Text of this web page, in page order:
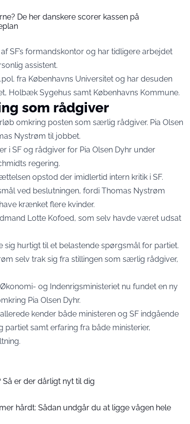
De her danskere scorer kassen på
SF’s formandskontor og har tidligere arbejdet
assistent.
fra Københavns Universitet og har desuden
Holbæk Sygehus samt Københavns Kommune.
som rådgiver
omkring posten som særlig rådgiver. Pia Olsen
Nystrøm til jobbet.
i SF og rådgiver for Pia Olsen Dyhr under
regering.
opstod der imidlertid intern kritik i SF.
ved beslutningen, fordi Thomas Nystrøm
krænket flere kvinder.
Lotte Kofoed, som selv havde været udsat
sig hurtigt til et belastende spørgsmål for partiet.
selv trak sig fra stillingen som særlig rådgiver,
og Indenrigsministeriet nu fundet en ny
Pia Olsen Dyhr.
kender både ministeren og SF indgående
samt erfaring fra både ministerier,
er der dårligt nyt til dig
hårdt: Sådan undgår du at ligge vågen hele